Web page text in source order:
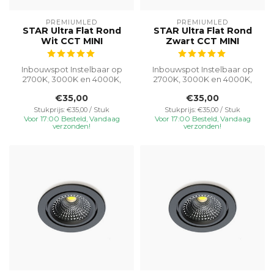
PREMIUMLED
STAR Ultra Flat Rond
Wit CCT MINI
Inbouwspot Instelbaar op
2700K, 3000K en 4000K,
een gatma...
€35,00
Stukprijs: €35,00 / Stuk
Voor 17:00 Besteld, Vandaag
verzonden!
PREMIUMLED
STAR Ultra Flat Rond
Zwart CCT MINI
Inbouwspot Instelbaar op
2700K, 3000K en 4000K,
een gatma...
€35,00
Stukprijs: €35,00 / Stuk
Voor 17:00 Besteld, Vandaag
verzonden!